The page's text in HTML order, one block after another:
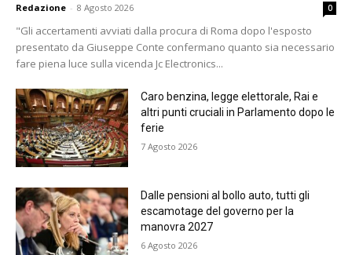
Redazione - 8 Agosto 2026 0
"Gli accertamenti avviati dalla procura di Roma dopo l'esposto
presentato da Giuseppe Conte confermano quanto sia necessario
fare piena luce sulla vicenda Jc Electronics...
Caro benzina, legge elettorale, Rai e
altri punti cruciali in Parlamento dopo le
ferie
7 Agosto 2026
Dalle pensioni al bollo auto, tutti gli
escamotage del governo per la
manovra 2027
6 Agosto 2026